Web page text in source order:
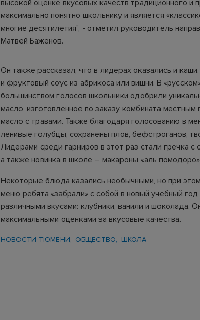
высокой оценке вкусовых качеств традиционного и
максимально понятно школьнику и является
многие десятилетия", - отметил руководитель
Матвей Баженов.
Он также рассказал, что в лидерах оказались и
и фруктовый соус из абрикоса или вишни. В
большинством голосов школьники одобрили
масло, изготовленное по заказу комбината
масло с травами. Также благодаря голосованию в
ленивые голубцы, сохранены плов, бефстроганов,
Лидерами среди гарниров в этот раз стали гречка
а также новинка в школе – макароны «аль
Некоторые блюда казались необычными, но при
меню ребята «забрали» с собой в новый учебный
различными вкусами: клубники, ванили и шоколада.
максимальными оценками за вкусовые качества.
НОВОСТИ ТЮМЕНИ ОБЩЕСТВО
ШКОЛА